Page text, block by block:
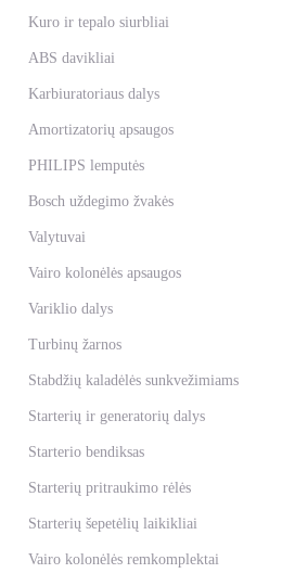
Kuro ir tepalo siurbliai
ABS davikliai
Karbiuratoriaus dalys
Amortizatorių apsaugos
PHILIPS lemputės
Bosch uždegimo žvakės
Valytuvai
Vairo kolonėlės apsaugos
Variklio dalys
Turbinų žarnos
Stabdžių kaladėlės sunkvežimiams
Starterių ir generatorių dalys
Starterio bendiksas
Starterių pritraukimo rėlės
Starterių šepetėlių laikikliai
Vairo kolonėlės remkomplektai